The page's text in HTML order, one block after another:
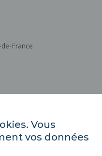
France
Vous
vos données